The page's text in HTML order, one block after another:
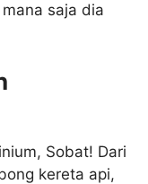
saja dia
Sobat! Dari
kereta api,